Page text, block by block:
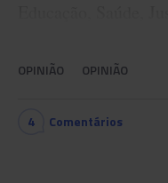
OPINIÃO OPINIÃO
4 Comentários